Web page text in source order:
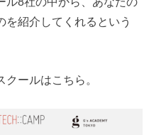
を紹介してくれるという
ールはこちら。